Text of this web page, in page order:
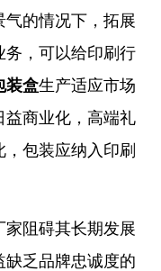
气的情况下，拓展
务，可以给印刷行
装盒生产适应市场
益商业化，高端礼
包装应纳入印刷
家阻碍其长期发展
缺乏品牌忠诚度的